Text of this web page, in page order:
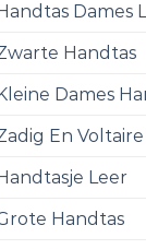
Dames
Handtas
Dames
En
Leer
Handtas